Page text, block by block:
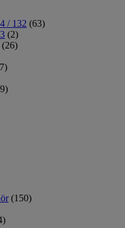
/ 132 (63)
(2)
(26)
(150)